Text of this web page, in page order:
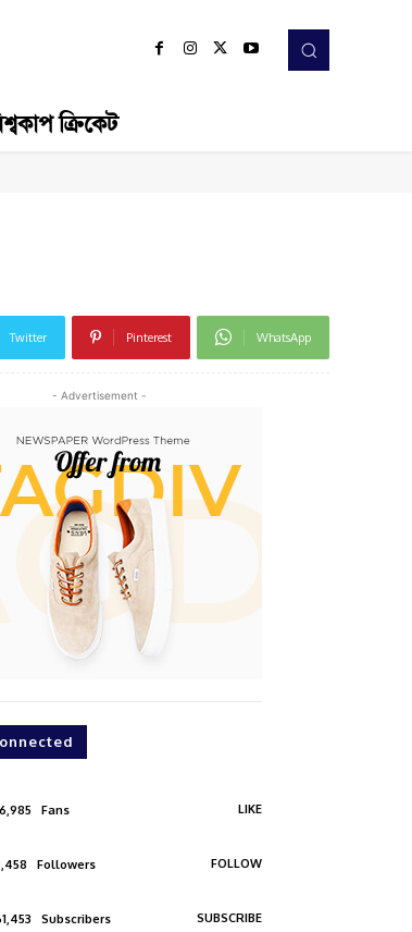
ক্রিকেট
Twitter Pinterest WhatsApp
- Advertisement -
Fans LIKE
Followers FOLLOW
Subscribers SUBSCRIBE